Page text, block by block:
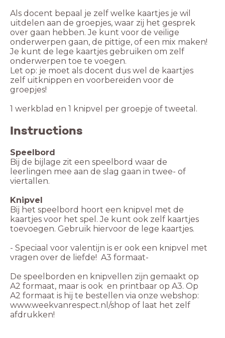
Als docent bepaal je zelf welke kaartjes je wil
uitdelen aan de groepjes, waar zij het gesprek
over gaan hebben. Je kunt voor de veilige
onderwerpen gaan, de pittige, of een mix maken!
Je kunt de lege kaartjes gebruiken om zelf
onderwerpen toe te voegen.
Let op: je moet als docent dus wel de kaartjes
zelf uitknippen en voorbereiden voor de
groepjes!
Instructions
Speelbord
Bij de bijlage zit een speelbord waar de
leerlingen mee aan de slag gaan in twee- of
viertallen.
Knipvel
Bij het speelbord hoort een knipvel met de
kaartjes voor het spel. Je kunt ook zelf kaartjes
toevoegen. Gebruik hiervoor de lege kaartjes.
- Speciaal voor valentijn is er ook een knipvel met
vragen over de liefde! A3 formaat-
De speelborden en knipvellen zijn gemaakt op
A2 formaat, maar is ook en printbaar op A3. Op
A2 formaat is hij te bestellen via onze webshop:
www.weekvanrespect.nl/shop of laat het zelf
afdrukken!